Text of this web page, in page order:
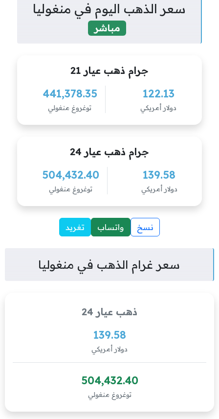
سعر الذهب اليوم في منغوليا
مباشر
جرام ذهب عيار 21
122.13
دولار أمريكي
441,378.35
توغروغ منغولي
جرام ذهب عيار 24
139.58
دولار أمريكي
504,432.40
توغروغ منغولي
نسخ واتساب تغريد
سعر غرام الذهب في منغوليا
ذهب عيار 24
139.58
دولار أمريكي
504,432.40
توغروغ منغولي